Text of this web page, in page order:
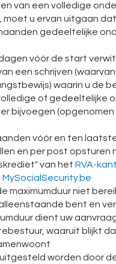
van een volledige
u ervan uitgaan
gedeeltelijke
dagen vóór de start
een schrijven
waarin u de
of gedeeltelijke
bijvoegen (opgenomen
vóór en ten
en per post opsturen
van het RVA-
MySocialSecurity.be
maximumduur niet
bent en
dient uw
waaruit blijkt
worden door